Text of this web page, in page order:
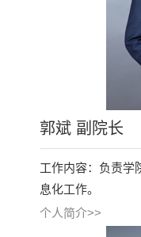
郭斌 副院长
工作内容：负责学
息化工作。
个人简介>>